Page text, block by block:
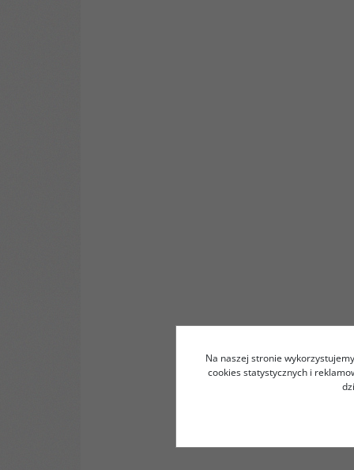
Na naszej stronie
cookies statystycznych i